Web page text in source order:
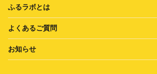
ふるラボとは
よくあるご質問
お知らせ